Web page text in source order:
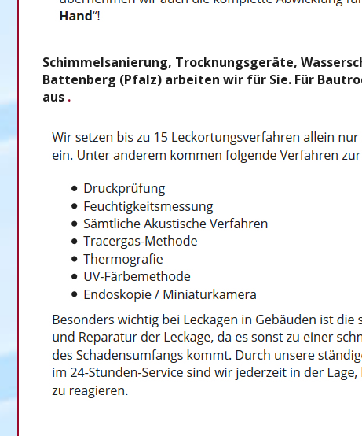
Schimmelsanierung, Trocknungsgeräte,
Battenberg (Pfalz) arbeiten wir für Sie. Für
aus .